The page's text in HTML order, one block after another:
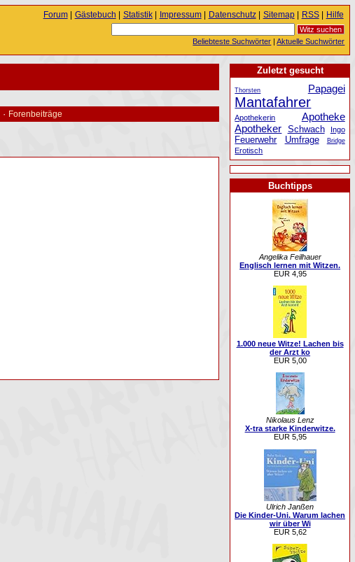
· Forenbeiträge
Forum| Gästebuch | Statistik| Impressum| Datenschutz| Sitemap| RSS| Hilfe
Beliebteste Suchwörter |Aktuelle Suchwörter
Zuletzt gesucht
Thorsten Papagei
Mantafahrer
Apothekerin
Apotheke
Apotheker Schwach Ingo
Feuerwehr Umfrage Bridge
Erotisch
Buchtipps
Angelika Feilhauer
Englisch lernen mit Witzen.
EUR 4,95
1.000 neue Witze! Lachen bis
der Arzt ko
EUR 5,00
Nikolaus Lenz
X-tra starke Kinderwitze.
EUR 5,95
Ulrich Janßen
Die Kinder-Uni. Warum lachen
wir über Wi
EUR 5,62